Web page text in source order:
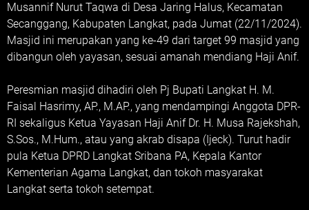
Musannif Nurut Taqwa di Desa Jaring Halus, Kecamatan
Secanggang, Kabupaten Langkat, pada Jumat (22/11/2024).
Masjid ini merupakan yang ke-49 dari target 99 masjid yang
dibangun oleh yayasan, sesuai amanah mendiang Haji Anif.
Peresmian masjid dihadiri oleh Pj Bupati Langkat H. M.
Faisal Hasrimy, AP., M.AP., yang mendampingi Anggota DPR-
RI sekaligus Ketua Yayasan Haji Anif Dr. H. Musa Rajekshah,
S.Sos., M.Hum., atau yang akrab disapa (Ijeck). Turut hadir
pula Ketua DPRD Langkat Sribana PA, Kepala Kantor
Kementerian Agama Langkat, dan tokoh masyarakat
Langkat serta tokoh setempat.